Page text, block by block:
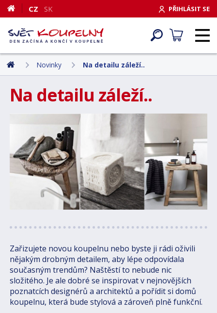
PŘIHLÁSIT SE
CZ SK
Novinky Na detailu záleží..
Na detailu záleží..
Zařizujete novou koupelnu nebo byste ji rádi oživili
nějakým drobným detailem, aby lépe odpovídala
současným trendům? Naštěstí to nebude nic
složitého. Je ale dobré se inspirovat v nejnovějších
poznatcích designérů a architektů a pořídit si domů
koupelnu, která bude stylová a zároveň plně funkční.